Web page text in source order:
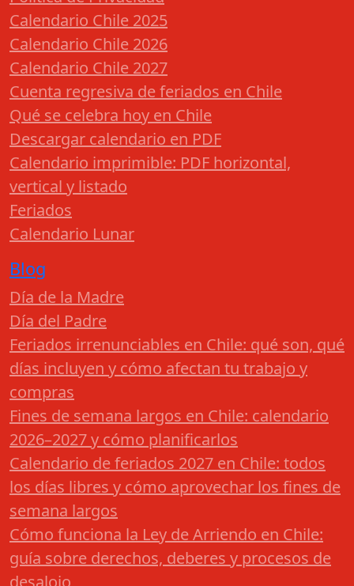
Calendario Chile 2025
Calendario Chile 2026
Calendario Chile 2027
Cuenta regresiva de feriados en Chile
Qué se celebra hoy en Chile
Descargar calendario en PDF
Calendario imprimible: PDF horizontal,
vertical y listado
Feriados
Calendario Lunar
Blog
Día de la Madre
Día del Padre
Feriados irrenunciables en Chile: qué son, qué
días incluyen y cómo afectan tu trabajo y
compras
Fines de semana largos en Chile: calendario
2026–2027 y cómo planificarlos
Calendario de feriados 2027 en Chile: todos
los días libres y cómo aprovechar los fines de
semana largos
Cómo funciona la Ley de Arriendo en Chile:
guía sobre derechos, deberes y procesos de